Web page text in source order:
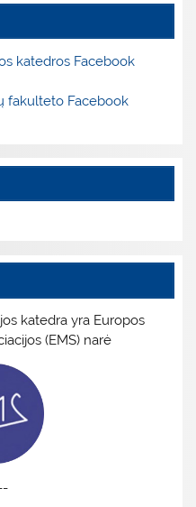
katedros Facebook
fakulteto Facebook
katedra yra Europos
(EMS) narė